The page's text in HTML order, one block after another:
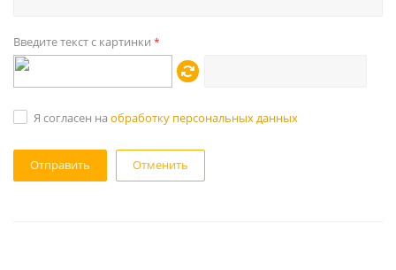
Введите текст с картинки *
Я согласен на обработку персональных данных
Отменить